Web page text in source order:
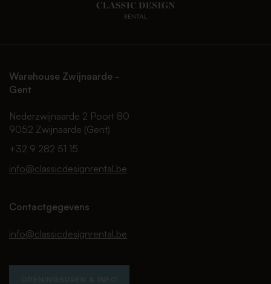
Warehouse Zwijnaarde -
Gent
Nederzwijnaarde 2 Poort 80
9052 Zwijnaarde (Gent)
+32 9 282 51 15
info@classicdesignrental.be
Contactgegevens
info@classicdesignrental.be
OPENINGSUREN & INFO